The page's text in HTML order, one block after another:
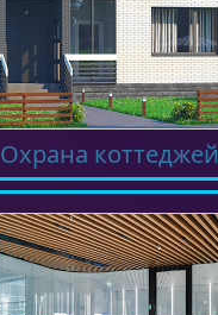
Охрана коттеджей